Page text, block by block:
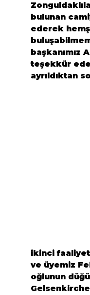
bulunan
ederek
başkanımız
teşekkür
ayrıldıktan
ikinci
ve üyemiz
oğlunun